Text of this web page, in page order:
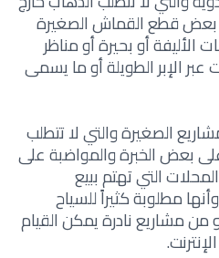
بعض قطع القماش الصغيرة
الأليفة أو بحيرة أو مناظر
عبر الإبر الطويلة أو ما يسمى
الصغيرة والتي لا تتطلب
بعض الخبرة والمواضبة على
التي تهتم ببيع
مطلوبة كثيراً للسياح
من مشاريع نادرة يمكن القيام